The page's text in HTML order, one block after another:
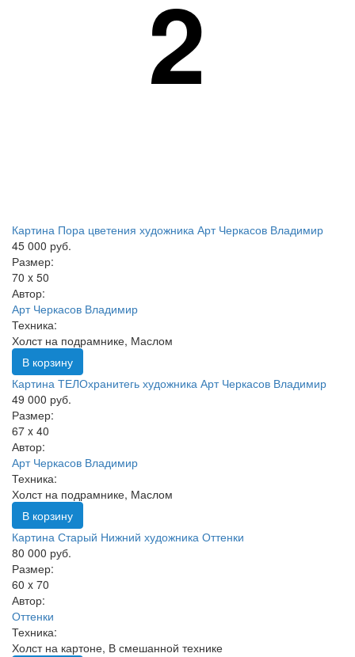
2
Картина Пора цветения художника Арт Черкасов Владимир
45 000 руб.
Размер:
70 x 50
Автор:
Арт Черкасов Владимир
Техника:
Холст на подрамнике, Маслом
В корзину
Картина ТЕЛОхранитегь художника Арт Черкасов Владимир
49 000 руб.
Размер:
67 x 40
Автор:
Арт Черкасов Владимир
Техника:
Холст на подрамнике, Маслом
В корзину
Картина Старый Нижний художника Оттенки
80 000 руб.
Размер:
60 x 70
Автор:
Оттенки
Техника:
Холст на картоне, В смешанной технике